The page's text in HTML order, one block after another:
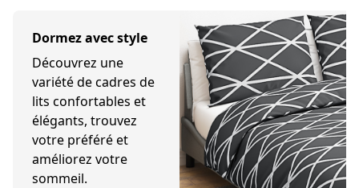
Dormez avec style
Découvrez une
variété de cadres de
lits confortables et
élégants, trouvez
votre préféré et
améliorez votre
sommeil.